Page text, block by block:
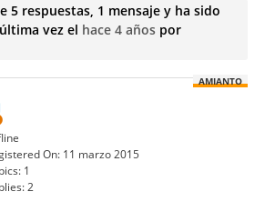
5 respuestas, 1 mensaje y ha sido
vez el hace 4 añospor
AMIANTO
On: 11 marzo 2015
1
2